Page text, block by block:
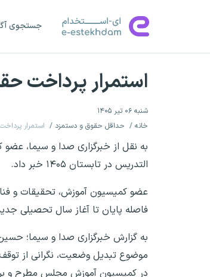
جستجوی
استمرار پرداخت
شنبه ۰۶ تیر ۱۴۰۵
خانه
حداقل حقوق و دستمزد استمرار
به نقل از خبرگزاری صدا و سیما،
التدریس در تابستان ۱۴۰۵ خبر داد.
عضو کمیسیون آموزش، تحقیقات و
فاصله پایان تا آغاز سال تحصیلی
به گزارش خبرگزاری صدا و سیما؛
موضوع تبدیل وضعیت، نگرانی از
در کمیسیون آموزش مجلس مطرح و